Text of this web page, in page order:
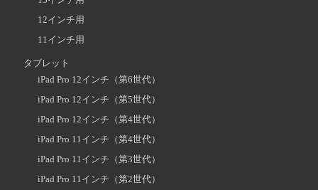
12インチ用
11インチ用
タブレット
iPad Pro 12インチ（第6世代）
iPad Pro 12インチ（第5世代）
iPad Pro 12インチ（第4世代）
iPad Pro 11インチ（第4世代）
iPad Pro 11インチ（第3世代）
iPad Pro 11インチ（第2世代）